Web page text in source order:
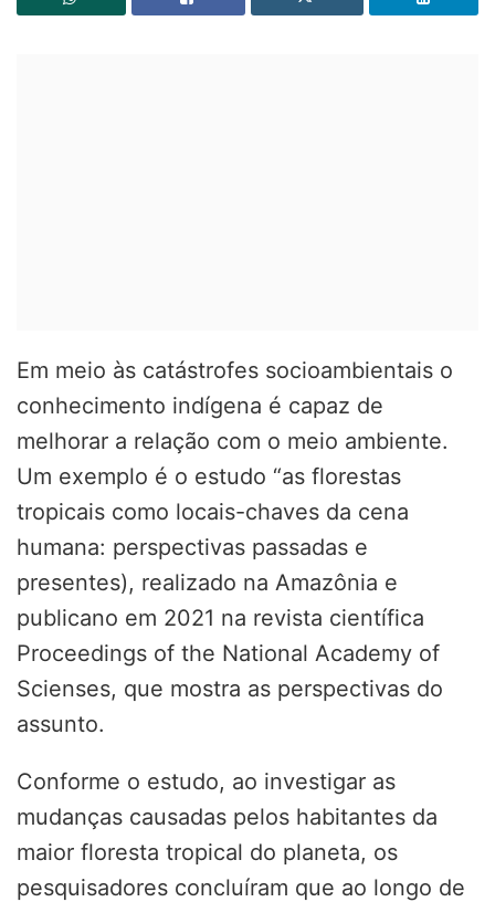
Em meio às catástrofes socioambientais o
conhecimento indígena é capaz de
melhorar a relação com o meio ambiente.
Um exemplo é o estudo “as florestas
tropicais como locais-chaves da cena
humana: perspectivas passadas e
presentes), realizado na Amazônia e
publicano em 2021 na revista científica
Proceedings of the National Academy of
Scienses, que mostra as perspectivas do
assunto.
Conforme o estudo, ao investigar as
mudanças causadas pelos habitantes da
maior floresta tropical do planeta, os
pesquisadores concluíram que ao longo de